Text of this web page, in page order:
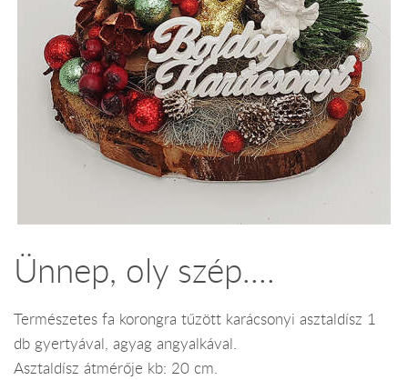
Ünnep, oly szép....
Természetes fa korongra tűzött karácsonyi asztaldísz 1
db gyertyával, agyag angyalkával.
Asztaldísz átmérője kb: 20 cm.